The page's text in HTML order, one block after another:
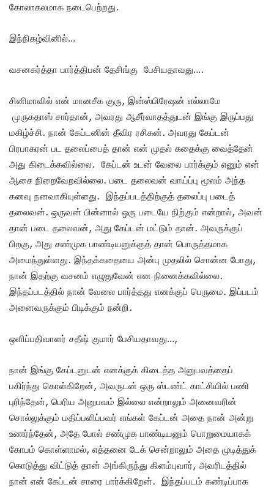
கோலாகலமாக நடைபெற்றது.
இந்நிகழ்வினில்…
வசனகர்த்தா பார்த்திபன் தேசிங்கு பேசியதாவது….
சினிமாவில் என் மானசீக குரு, இன்ஸ்பிரேஷன் எல்லாமே
முருகதாஸ் சார்தான், அவரது ஆசீர்வாதத்துடன் இங்கு இருப்பது
மகிழ்ச்சி. நான் கேப்டனின் தீவிர ரசிகன். அவரது கேப்டன்
பிரபாகரன் பட தலைப்பைத் தான் என் முதல் கதைக்கு வைத்தேன்
அது கிடைக்கவில்லை. கேப்டன் உடன் வேலை பார்க்கும் எனும் என்
ஆசை நிறைவேறவில்லை. படை தலைவன் வாய்ப்பு மூலம் அந்த
கனவு நனவாகியுள்ளது. இந்தப்படத்திற்குத் தலைப்பு படைத்
தலைவன். ஒருவன் பின்னால் ஒரு படையே நிற்கும் என்றால், அவன்
தான் படை தலைவன், அது கேப்டன் மட்டும் தான். அவருக்குப்
பிறகு, அது சண்முக பாண்டியனுக்குத் தான் பொருத்தமாக
அமைந்துள்ளது. இந்தக்கதையை அன்பு முதலில் சொன்ன போது,
நான் இதற்கு வசனம் எழுதுவேன் என நினைக்கவில்லை.
இந்தப்படத்தில் நான் வேலை பார்த்தது எனக்குப் பெருமை. இப்படம்
அனைவருக்கும் பிடிக்கும் நன்றி.
ஒளிப்பதிவாளர் சதீஷ் குமார் பேசியதாவது…,
நான் இங்கு கேப்டனுடன் எனக்குக் கிடைத்த அனுபவத்தைப்
பகிர்ந்து கொள்கிறேன், அவருடன் ஒரு ஸ்டண்ட் காட்சியில் பணி
புரிந்தேன், பெரிய அனுபவம் இல்லை என்றாலும் அனைவரின்
சொல்லுக்கும் மதிப்பளிப்பவர் எங்கள் கேப்டன் அதை நான் அன்று
உணர்ந்தேன், அதே போல் சண்முக பாண்டியனும் பொறுமையாகக்
கோபம் கொள்ளாமல், எத்தனை டேக் சென்றாலும் அதை முடித்துக்
கொடுத்து விட்டுத் தான் அங்கிருந்து கிளம்புவார், அவரிடத்தில்
நான் என் கேப்டன் சாரை பார்க்கிறேன். இந்தப்படம் கண்டிப்பாக